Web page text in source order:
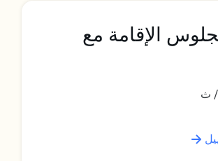
الإقامة مع
ث